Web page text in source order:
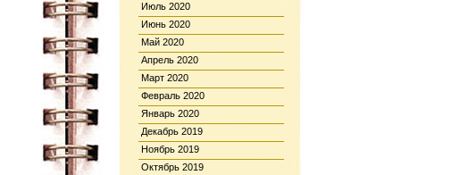
Июль 2020
Июнь 2020
Май 2020
Апрель 2020
Март 2020
Февраль 2020
Январь 2020
Декабрь 2019
Ноябрь 2019
Октябрь 2019